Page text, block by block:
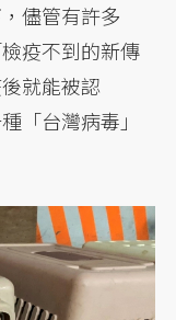
儘管有許多
疫不到的新傳
就能被認
「台灣病毒」